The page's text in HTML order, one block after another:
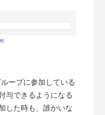
ープに参加している
与できるようになる
した時も、誰かいな